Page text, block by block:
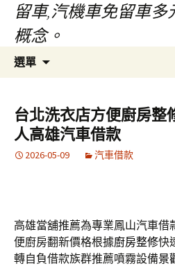
留車,汽機車免留車
概念。
選單
容
台北洗衣店方便廚房整
人高雄汽車借款
2026-05-09 汽車借款
高雄當舖推薦為專業鳳山汽車借
便廚房翻新價格根據廚房整修快
轉自負借款族群推薦噴霧設備景